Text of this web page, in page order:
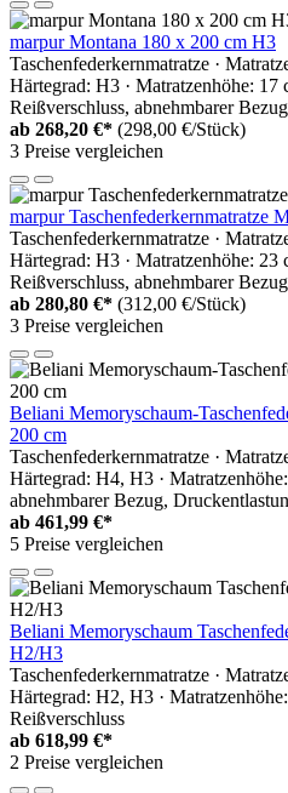
marpur Montana 180 x 200 cm H3
Taschenfederkernmatratze ·
Härtegrad: H3 · Matratzenhöhe: 17
Reißverschluss, abnehmbarer
ab 268,20 €* (298,00 €/Stück)
3 Preise vergleichen
marpur Taschenfederkernmatratze
Taschenfederkernmatratze ·
Härtegrad: H3 · Matratzenhöhe: 23
Reißverschluss, abnehmbarer
ab 280,80 €* (312,00 €/Stück)
3 Preise vergleichen
Beliani Memoryschaum-
200 cm
Taschenfederkernmatratze ·
Härtegrad: H4, H3 ·
abnehmbarer Bezug,
ab 461,99 €*
5 Preise vergleichen
Beliani Memoryschaum
H2/H3
Taschenfederkernmatratze ·
Härtegrad: H2, H3 ·
Reißverschluss
ab 618,99 €*
2 Preise vergleichen